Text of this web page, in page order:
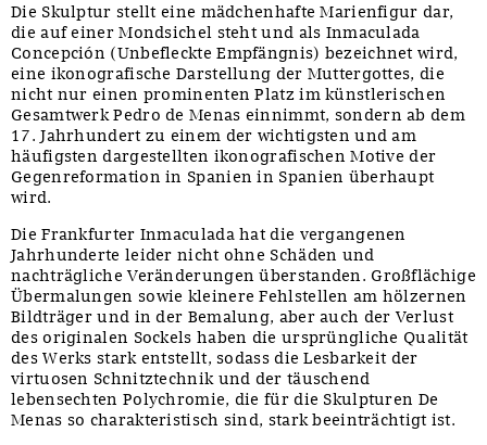
Die Skulptur stellt eine mädchenhafte Marienfigur dar,
die auf einer Mondsichel steht und als Inmaculada
Concepción (Unbefleckte Empfängnis) bezeichnet wird,
eine ikonografische Darstellung der Muttergottes, die
nicht nur einen prominenten Platz im künstlerischen
Gesamtwerk Pedro de Menas einnimmt, sondern ab dem
17. Jahrhundert zu einem der wichtigsten und am
häufigsten dargestellten ikonografischen Motive der
Gegenreformation in Spanien in Spanien überhaupt
wird.
Die Frankfurter Inmaculada hat die vergangenen
Jahrhunderte leider nicht ohne Schäden und
nachträgliche Veränderungen überstanden. Großflächige
Übermalungen sowie kleinere Fehlstellen am hölzernen
Bildträger und in der Bemalung, aber auch der Verlust
des originalen Sockels haben die ursprüngliche Qualität
des Werks stark entstellt, sodass die Lesbarkeit der
virtuosen Schnitztechnik und der täuschend
lebensechten Polychromie, die für die Skulpturen De
Menas so charakteristisch sind, stark beeinträchtigt ist.